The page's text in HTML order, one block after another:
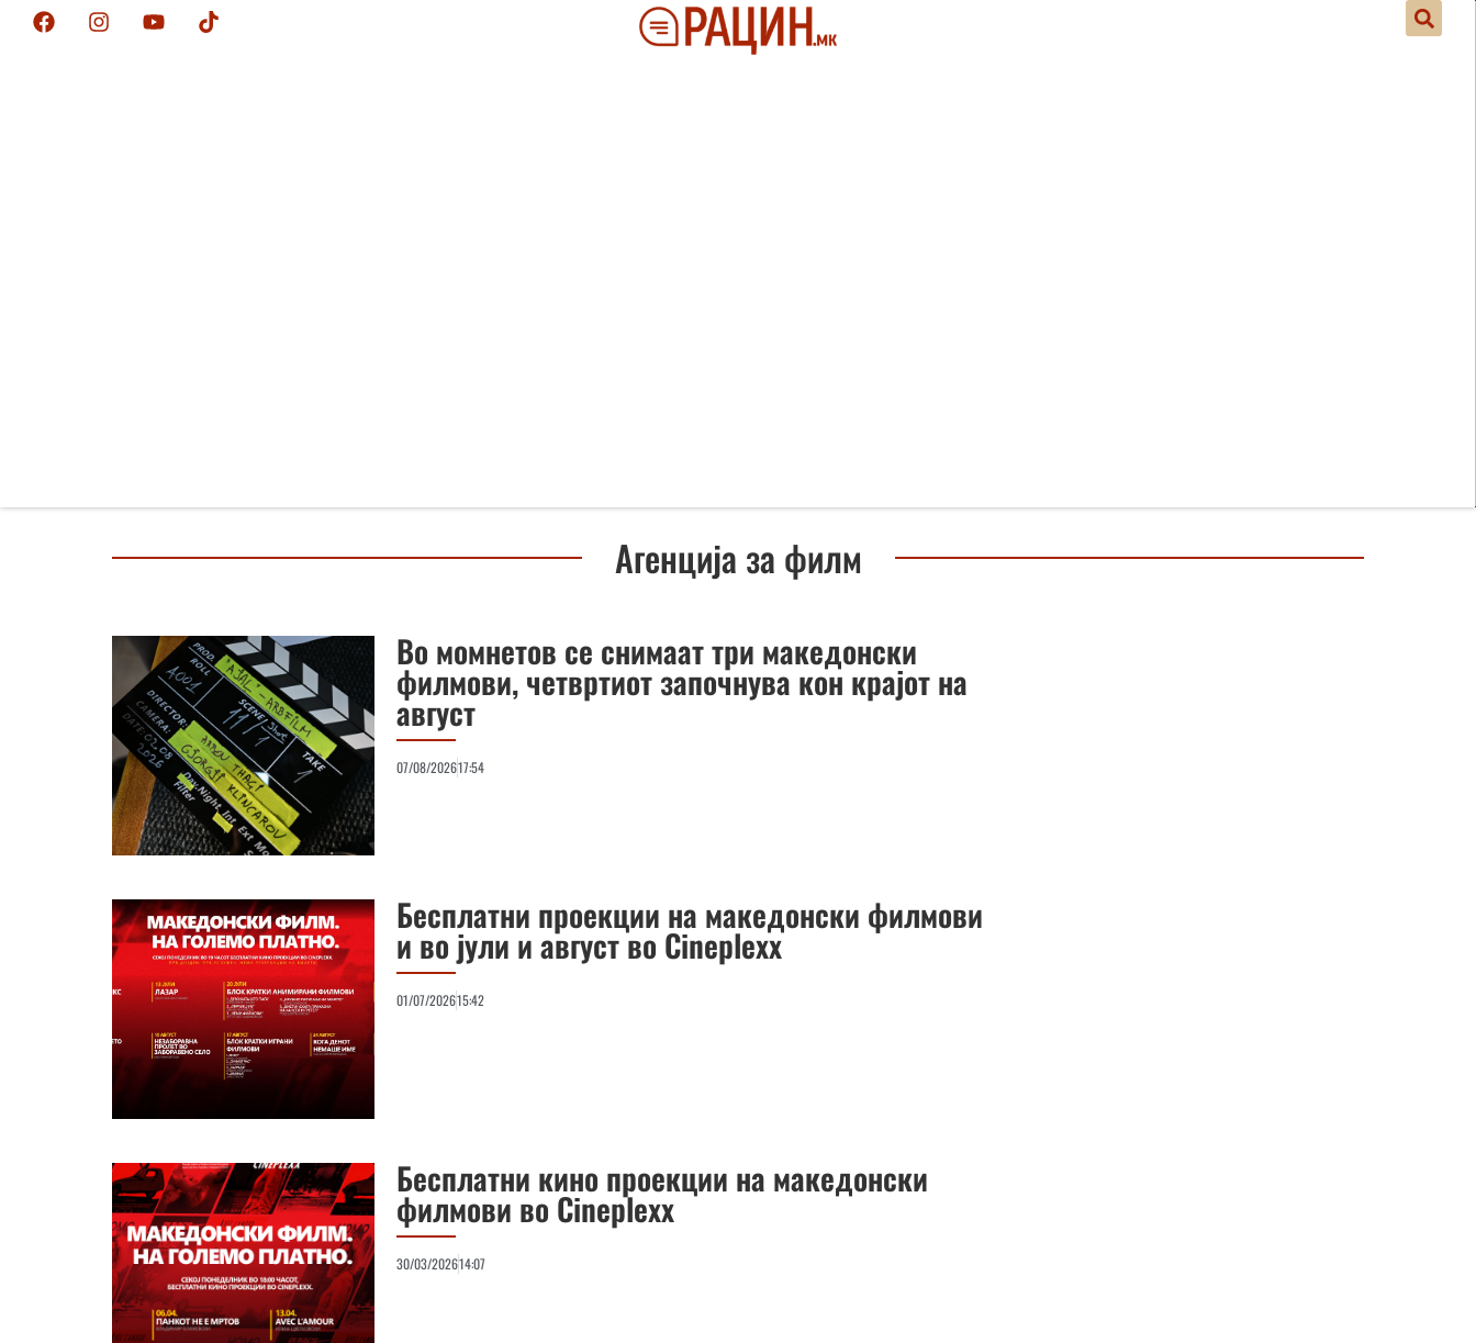
Агенција за филм
Во момнетов се снимаат три македонски
филмови, четвртиот започнува кон крајот на
август
07/08/202617:54
Бесплатни проекции на македонски филмови
и во јули и август во Cineplexx
01/07/202615:42
Бесплатни кино проекции на македонски
филмови во Cineplexx
30/03/202614:07